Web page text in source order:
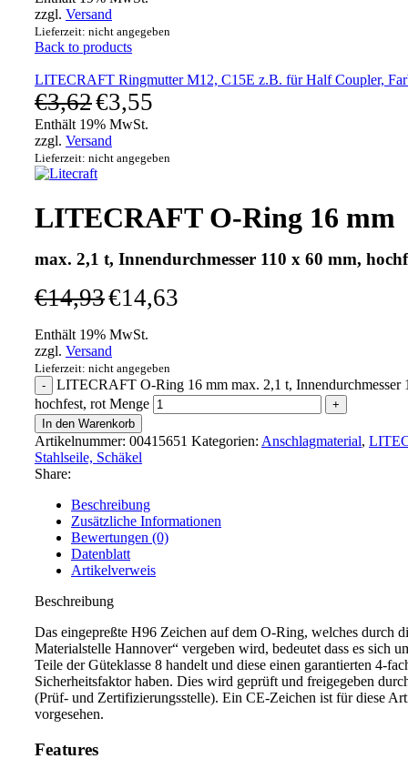
zzgl. Versand
Lieferzeit: nicht angegeben
Back to products
LITECRAFT Ringmutter M12, C15E z.B. für Half Coupler,
€3,62€3,55
Enthält 19% MwSt.
zzgl. Versand
Lieferzeit: nicht angegeben
LITECRAFT O-Ring 16 mm
max. 2,1 t, Innendurchmesser 110 x 60 mm,
€14,93€14,63
Enthält 19% MwSt.
zzgl. Versand
Lieferzeit: nicht angegeben
LITECRAFT O-Ring 16 mm max. 2,1 t, Innendurchmesser
hochfest, rot Menge
In den Warenkorb
Artikelnummer: 00415651 Kategorien: Anschlagmaterial,
Stahlseile, Schäkel
Share:
Beschreibung
Zusätzliche Informationen
Bewertungen (0)
Datenblatt
Artikelverweis
Beschreibung
Das eingepreßte H96 Zeichen auf dem O-Ring, welches durch
Materialstelle Hannover“ vergeben wird, bedeutet dass es sich
Teile der Güteklasse 8 handelt und diese einen garantierten 4-
Sicherheitsfaktor haben. Dies wird geprüft und freigegeben
(Prüf- und Zertifizierungsstelle). Ein CE-Zeichen ist für diese
vorgesehen.
Features